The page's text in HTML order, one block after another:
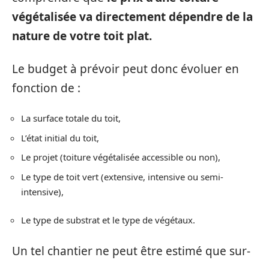
végétalisée va directement dépendre de la
nature de votre toit plat.
Le budget à prévoir peut donc évoluer en
fonction de :
La surface totale du toit,
L’état initial du toit,
Le projet (toiture végétalisée accessible ou non),
Le type de toit vert (extensive, intensive ou semi-
intensive),
Le type de substrat et le type de végétaux.
Un tel chantier ne peut être estimé que sur-